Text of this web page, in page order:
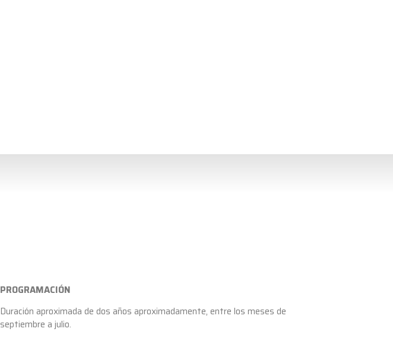
PROGRAMACIÓN
Duración aproximada de dos años aproximadamente, entre los meses de
septiembre a julio.